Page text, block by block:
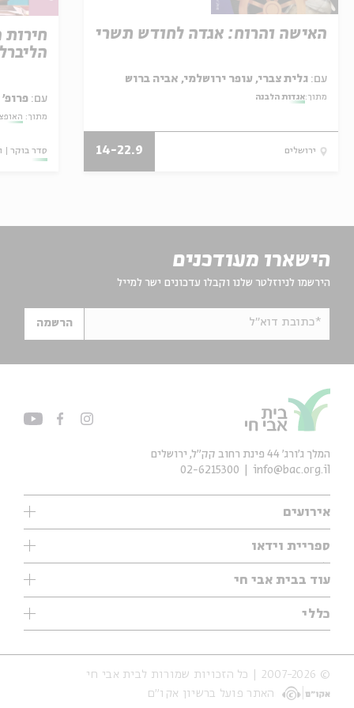
האישה והרוח: אגדה לחודש תשרי
עם:
מתוך:אגדות הלבנה
ירושלים 14-22.9
עם: פרופ'
מתוך:
סדר בוקר
הישארו מעודכנים
הירשמו לניוזלטר שלנו וקבלו עדכונים ישר למייל
*כתובת דוא"ל הרשמה
אירועים
עיון
אנגלית
נוער
סדרות
אירועי עבר
אירועים בירושלים
ספריית וידאו
ילדים
מוזיקה
עיון
מיוחדים
עוד בבית אבי חי
תערוכות
מיוחדים
כללי
אודות
הצהרת נגישות
תנאי שימוש והצהרת פרטיות
המלך ג'ורג' 44 פינת רחוב קק״ל, ירושלים
info@bac.org.il
02-6215300
© 2007-2026 | כל הזכויות שמורות לבית אבי חי
האתר פועל ברשיון אקו״ם